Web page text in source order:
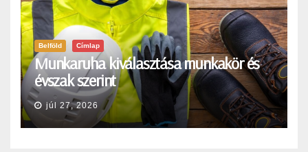
Belföld Címlap
Munkaruha kiválasztása munkakör és
évszak szerint
júl 27, 2026